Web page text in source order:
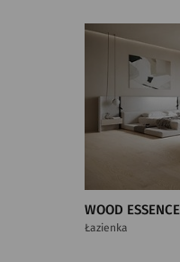
WOOD ESSENCE
Łazienka